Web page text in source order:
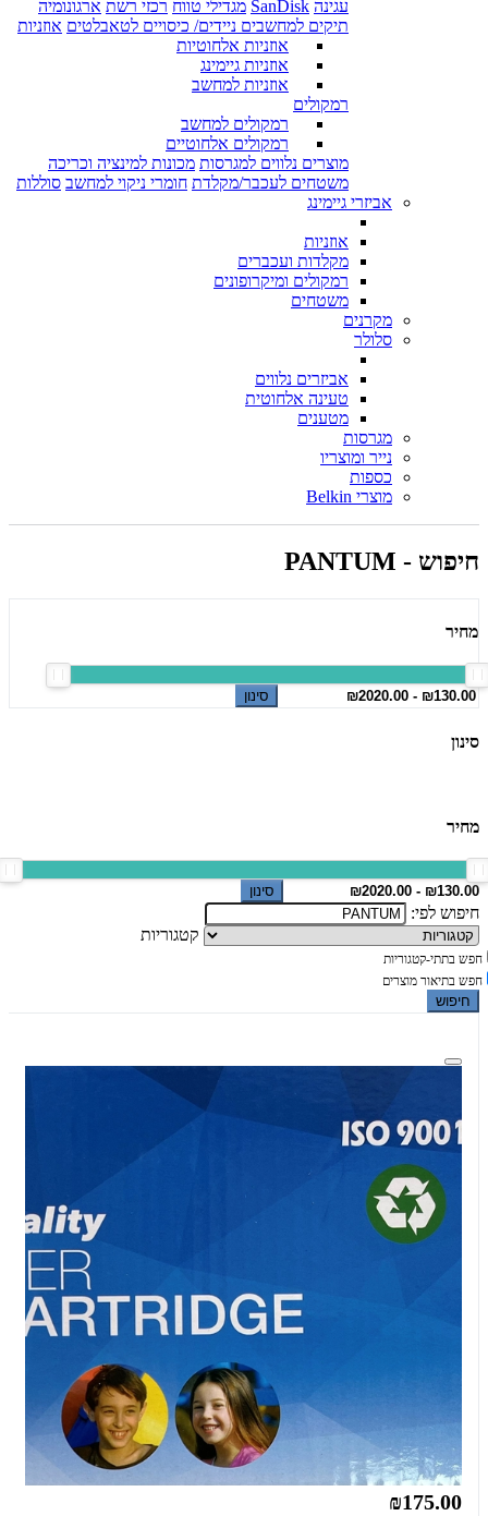
עגינה SanDisk מגדילי טווח רכזי רשת ארגונומיה
תיקים למחשבים ניידים/ כיסויים לטאבלטים אוזניות
אוזניות אלחוטיות
אוזניות גיימינג
אוזניות למחשב
רמקולים
רמקולים למחשב
רמקולים אלחוטיים
מוצרים נלווים למגרסות מכונות למינציה וכריכה
משטחים לעכבר/מקלדת חומרי ניקוי למחשב סוללות
אביזרי גיימינג
אוזניות
מקלדות ועכברים
רמקולים ומיקרופונים
משטחים
מקרנים
סלולר
אביזרים נלווים
טעינה אלחוטית
מטענים
מגרסות
נייר ומוצריו
כספות
מוצרי Belkin
חיפוש - PANTUM
מחיר
סינון
סינון
מחיר
סינון
חיפוש לפי:
קטגוריות
חפש בתתי-קטגוריות
חפש בתיאור מוצרים
₪175.00